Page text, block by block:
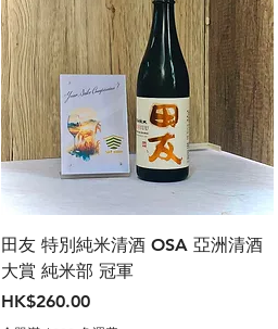
田友 特別純米清酒 OSA 亞洲清酒
大賞 純米部 冠軍
價格
HK$260.00